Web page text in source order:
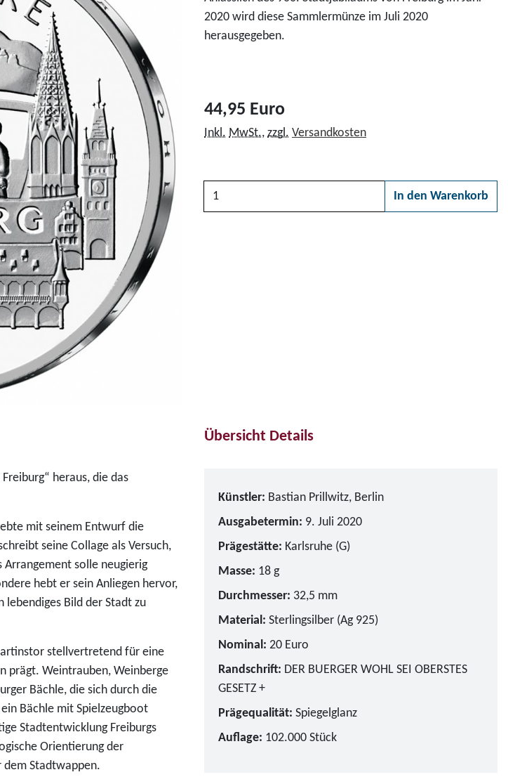
2020 wird diese Sammlermünze im Juli 2020
herausgegeben.
44,95 Euro
Inkl. MwSt., zzgl. Versandkosten
Anzahl
In den Warenkorb
Übersicht Details
Künstler: Bastian Prillwitz, Berlin
Ausgabetermin: 9. Juli 2020
Prägestätte: Karlsruhe (G)
Masse: 18 g
Durchmesser: 32,5 mm
Material: Sterlingsilber (Ag 925)
Nominal: 20 Euro
Randschrift: DER BUERGER WOHL SEI OBERSTES
GESETZ +
Prägequalität: Spiegelglanz
Auflage: 102.000 Stück
heraus, die das
mit seinem Entwurf die
seine Collage als Versuch,
solle neugierig
hebt er sein Anliegen hervor,
Bild der Stadt zu
stellvertretend für eine
prägt. Weintrauben, Weinberge
Bächle, die sich durch die
Bächle mit Spielzeugboot
Stadtentwicklung Freiburgs
Orientierung der
Stadtwappen.